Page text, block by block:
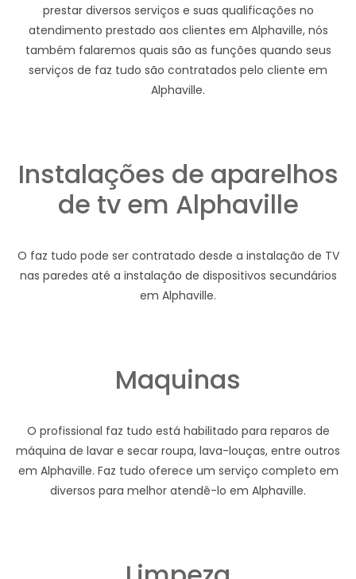
prestar diversos serviços e suas qualificações no
atendimento prestado aos clientes em Alphaville, nós
também falaremos quais são as funções quando seus
serviços de faz tudo são contratados pelo cliente em
Alphaville.
Instalações de aparelhos
de tv em Alphaville
O faz tudo pode ser contratado desde a instalação de TV
nas paredes até a instalação de dispositivos secundários
em Alphaville.
Maquinas
O profissional faz tudo está habilitado para reparos de
máquina de lavar e secar roupa, lava-louças, entre outros
em Alphaville. Faz tudo oferece um serviço completo em
diversos para melhor atendê-lo em Alphaville.